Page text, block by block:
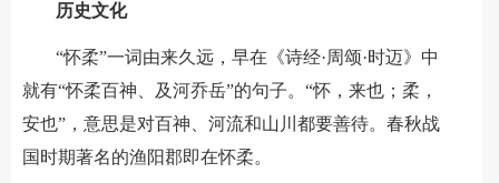
历史文化
“怀柔”一词由来久远，早在《诗经·周颂·时迈》中
就有“怀柔百神、及河乔岳”的句子。“怀，来也；柔，
安也”，意思是对百神、河流和山川都要善待。春秋战
国时期著名的渔阳郡即在怀柔。